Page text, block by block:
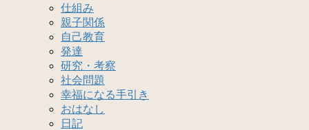
仕組み
親子関係
自己教育
発達
研究・考察
社会問題
幸福になる手引き
おはなし
日記